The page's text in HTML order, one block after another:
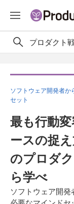
プロダクト
ソフトウェア開発者か
セット
最も行動
ースの捉
のプロダ
ら学べ
ソフトウェア開